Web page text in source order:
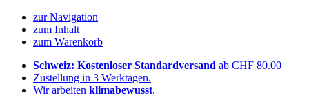
zur Navigation
zum Inhalt
zum Warenkorb
Schweiz: Kostenloser Standardversand ab CHF 80.00
Zustellung in 3 Werktagen.
Wir arbeiten klimabewusst.